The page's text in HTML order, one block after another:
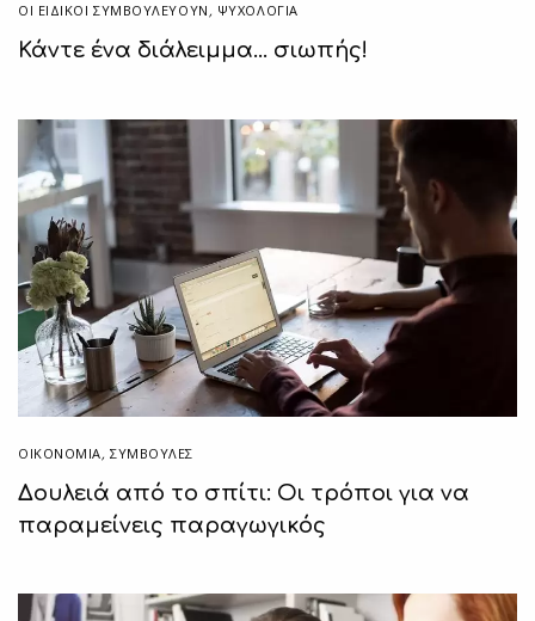
ΟΙ ΕΙΔΙΚΟΊ ΣΥΜΒΟΥΛΕΎΟΥΝ , ΨΥΧΟΛΟΓΙΑ
Κάντε ένα διάλειμμα… σιωπής!
ΟΙΚΟΝΟΜΙΑ,ΣΥΜΒΟΥΛΈΣ
Δουλειά από το σπίτι: Οι τρόποι για να
παραμείνεις παραγωγικός